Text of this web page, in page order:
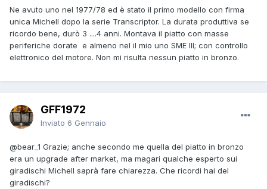
Ne avuto uno nel 1977/78 ed è stato il primo modello con firma
unica Michell dopo la serie Transcriptor. La durata produttiva se
ricordo bene, durò 3 ....4 anni. Montava il piatto con masse
periferiche dorate e almeno nel il mio uno SME III; con controllo
elettronico del motore. Non mi risulta nessun piatto in bronzo.
GFF1972
Inviato 6 Gennaio
@bear_1 Grazie; anche secondo me quella del piatto in bronzo
era un upgrade after market, ma magari qualche esperto sui
giradischi Michell saprà fare chiarezza. Che ricordi hai del
giradischi?